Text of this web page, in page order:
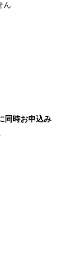
ん
同時お申込み